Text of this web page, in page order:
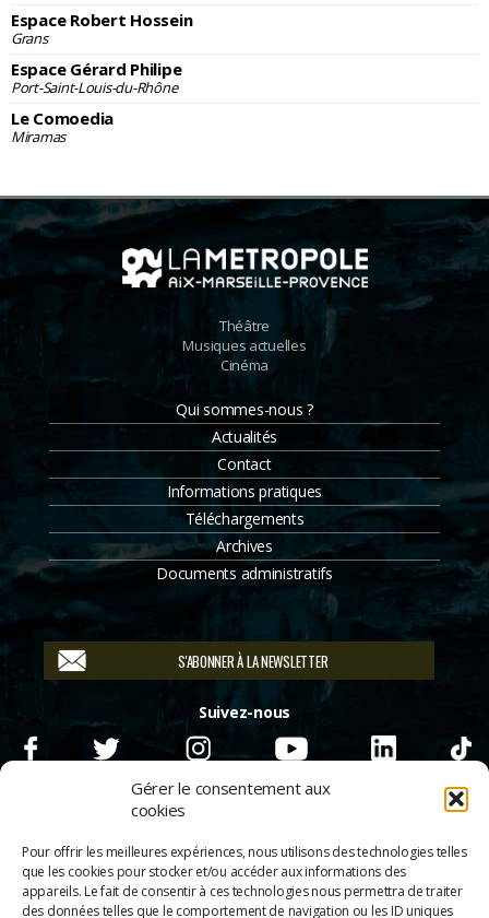
Gérer le consentement aux
cookies
Pour offrir les meilleures expériences, nous utilisons des technologies telles
que les cookies pour stocker et/ou accéder aux informations des
appareils. Le fait de consentir à ces technologies nous permettra de traiter
des données telles que le comportement de navigation ou les ID uniques
Espace Robert Hossein
Grans
Espace Gérard Philipe
Port-Saint-Louis-du-Rhône
Le Comoedia
Miramas
Théâtre
Musiques actuelles
Cinéma
Qui sommes-nous ?
Actualités
Contact
Informations pratiques
Téléchargements
Archives
Documents administratifs
S'ABONNER À LA NEWSLETTER
Suivez-nous